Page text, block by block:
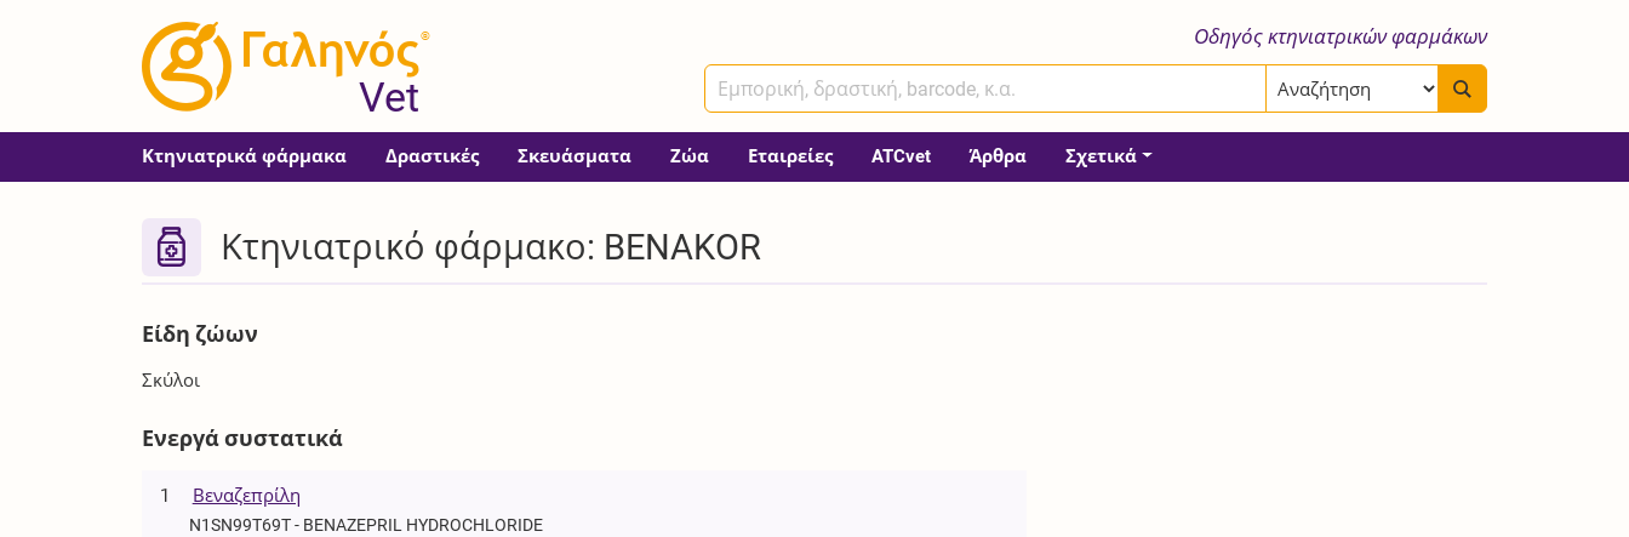
®
Vet
Οδηγός κτηνιατρικών φαρμάκων
Κτηνιατρικά φάρμακα Δραστικές Σκευάσματα Ζώα Εταιρείες ATCvet Άρθρα Σχετικά
Κτηνιατρικό φάρμακο: BENAKOR
Είδη ζώων
Σκύλοι
Ενεργά συστατικά
1 Βεναζεπρίλη
N1SN99T69T - BENAZEPRIL HYDROCHLORIDE